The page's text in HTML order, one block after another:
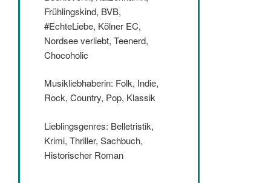
Frühlingskind, BVB,
#EchteLiebe, Kölner EC,
Nordsee verliebt, Teenerd,
Chocoholic
Musikliebhaberin: Folk, Indie,
Rock, Country, Pop, Klassik
Lieblingsgenres: Belletristik,
Krimi, Thriller, Sachbuch,
Historischer Roman